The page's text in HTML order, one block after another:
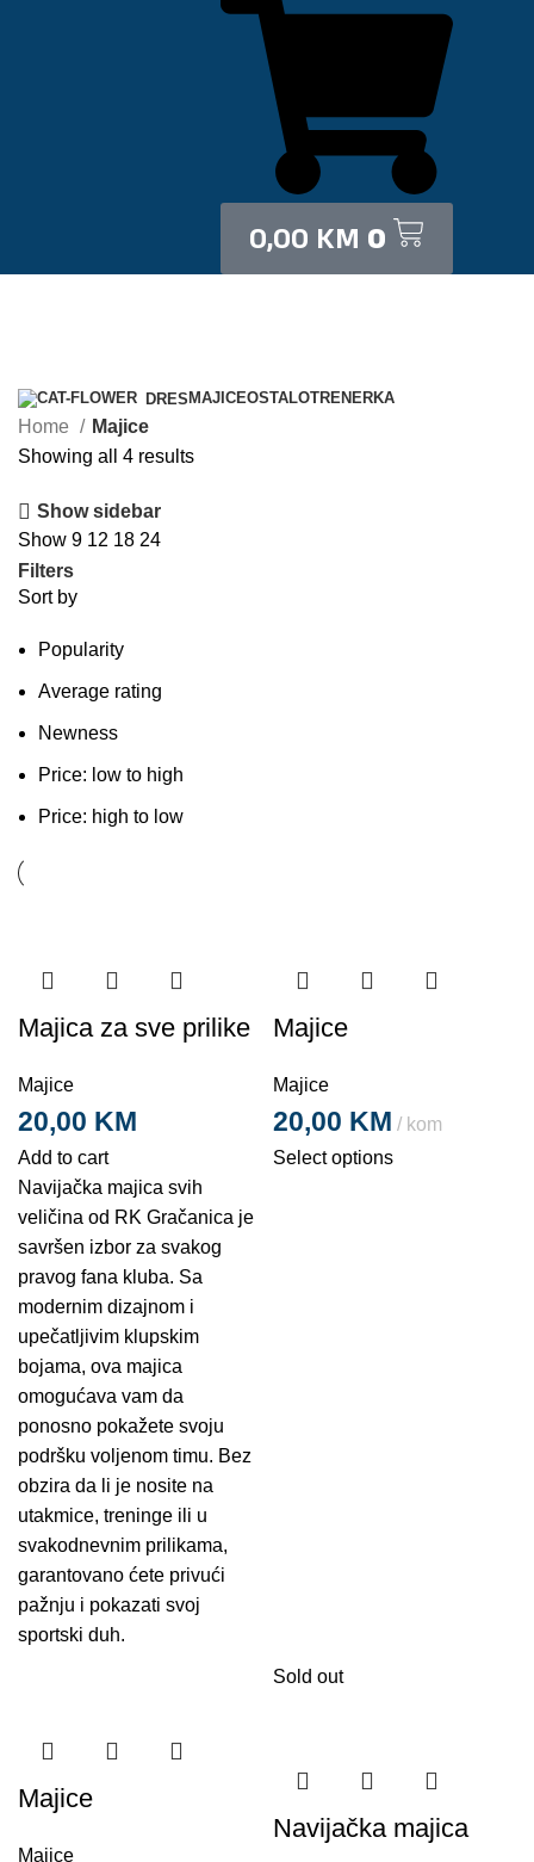
0,00 KM 0
DRES MAJICEOSTALOTRENERKA
Home
Majice
Showing all 4 results
Show sidebar
Show 9 12 18 24
Filters
Sort by
Popularity
Average rating
Newness
Price: low to high
Price: high to low
Majica za sve prilike
Majice
20,00 KM
Add to cart
Navijačka majica svih
veličina od RK Gračanica je
savršen izbor za svakog
pravog fana kluba. Sa
modernim dizajnom i
upečatljivim klupskim
bojama, ova majica
omogućava vam da
ponosno pokažete svoju
podršku voljenom timu. Bez
obzira da li je nosite na
utakmice, treninge ili u
svakodnevnim prilikama,
garantovano ćete privući
pažnju i pokazati svoj
sportski duh.
Majice
Majice
20,00 KM
kom
Select options
Majice
Majice
Sold out
Navijačka majica